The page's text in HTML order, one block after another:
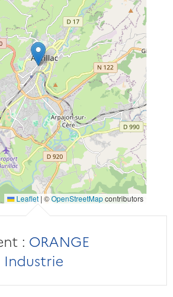
Leaflet | ©OpenStreetMapcontributors
: ORANGE
Industrie